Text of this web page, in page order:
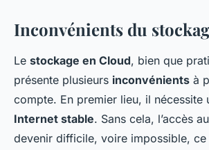
Inconvénients du
Le stockage en Cloud, bien que
présente plusieurs inconvénients à
compte. En premier lieu, il nécessite
Internet stable. Sans cela, l’accès
devenir difficile, voire impossible, ce